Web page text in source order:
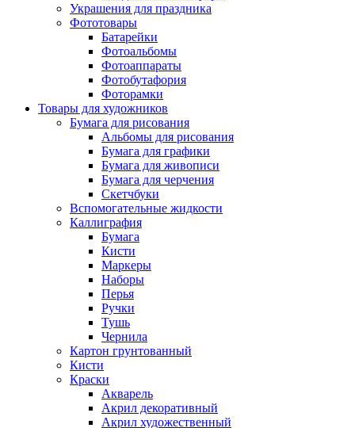
Украшения для праздника
Фототовары
Батарейки
Фотоальбомы
Фотоаппараты
Фотобутафория
Фоторамки
Товары для художников
Бумага для рисования
Альбомы для рисования
Бумага для графики
Бумага для живописи
Бумага для черчения
Скетчбуки
Вспомогательные жидкости
Каллиграфия
Бумага
Кисти
Маркеры
Наборы
Перья
Ручки
Тушь
Чернила
Картон грунтованный
Кисти
Краски
Акварель
Акрил декоративный
Акрил художественный